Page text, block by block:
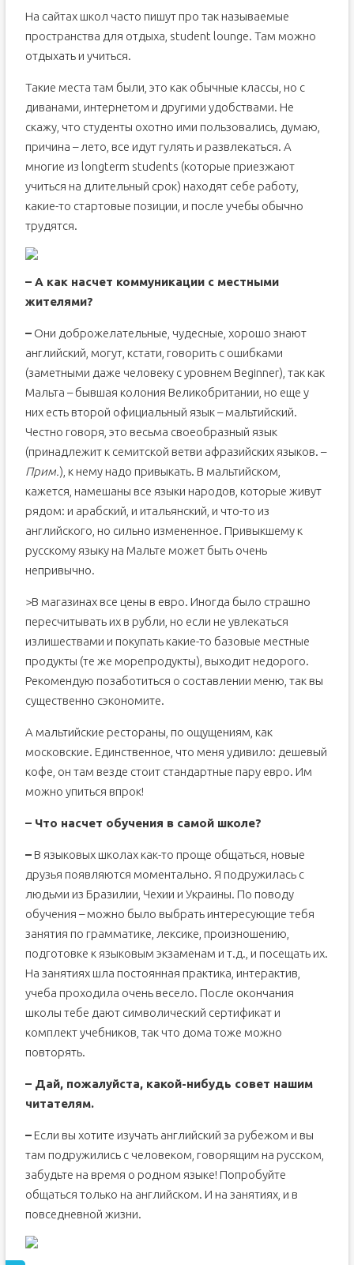
На сайтах школ часто пишут про так называемые
пространства для отдыха, student lounge. Там можно
отдыхать и учиться.
Такие места там были, это как обычные классы, но с
диванами, интернетом и другими удобствами. Не
скажу, что студенты охотно ими пользовались, думаю,
причина – лето, все идут гулять и развлекаться. А
многие из longterm students (которые приезжают
учиться на длительный срок) находят себе работу,
какие-то стартовые позиции, и после учебы обычно
трудятся.
– А как насчет коммуникации с местными
жителями?
–Они доброжелательные, чудесные, хорошо знают
английский, могут, кстати, говорить с ошибками
(заметными даже человеку с уровнем Beginner), так как
Мальта – бывшая колония Великобритании, но еще у
них есть второй официальный язык – мальтийский.
Честно говоря, это весьма своеобразный язык
(принадлежит к семитской ветви афразийских языков. –
Прим.), к нему надо привыкать. В мальтийском,
кажется, намешаны все языки народов, которые живут
рядом: и арабский, и итальянский, и что-то из
английского, но сильно измененное. Привыкшему к
русскому языку на Мальте может быть очень
непривычно.
>В магазинах все цены в евро. Иногда было страшно
пересчитывать их в рубли, но если не увлекаться
излишествами и покупать какие-то базовые местные
продукты (те же морепродукты), выходит недорого.
Рекомендую позаботиться о составлении меню, так вы
существенно сэкономите.
А мальтийские рестораны, по ощущениям, как
московские. Единственное, что меня удивило: дешевый
кофе, он там везде стоит стандартные пару евро. Им
можно упиться впрок!
– Что насчет обучения в самой школе?
–В языковых школах как-то проще общаться, новые
друзья появляются моментально. Я подружилась с
людьми из Бразилии, Чехии и Украины. По поводу
обучения – можно было выбрать интересующие тебя
занятия по грамматике, лексике, произношению,
подготовке к языковым экзаменам и т.д., и посещать их.
На занятиях шла постоянная практика, интерактив,
учеба проходила очень весело. После окончания
школы тебе дают символический сертификат и
комплект учебников, так что дома тоже можно
повторять.
– Дай, пожалуйста, какой-нибудь совет нашим
читателям.
–Если вы хотите изучать английский за рубежом и вы
там подружились с человеком, говорящим на русском,
забудьте на время о родном языке! Попробуйте
общаться только на английском. И на занятиях, и в
повседневной жизни.